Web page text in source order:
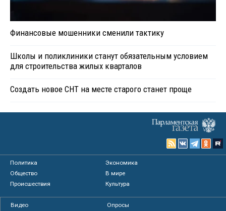
Финансовые мошенники сменили тактику
Школы и поликлиники станут обязательным условием
для строительства жилых кварталов
Создать новое СНТ на месте старого станет проще
Политика
Экономика
Общество
В мире
Происшествия
Культура
Видео
Опросы